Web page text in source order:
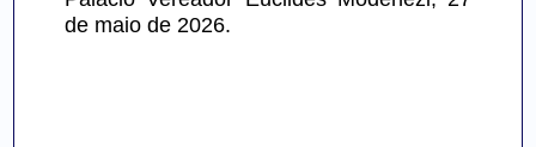
de maio de 2026.